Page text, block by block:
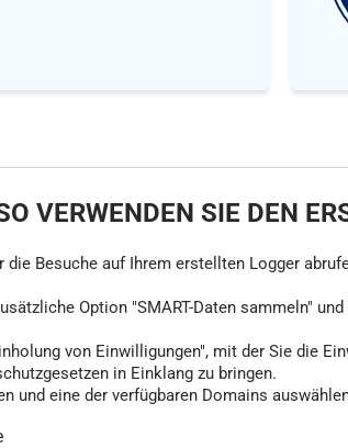
VERWENDEN SIE DEN
Besuche auf Ihrem erstellten Logger
Option "SMART-Daten sammeln"
von Einwilligungen", mit der Sie die
in Einklang zu bringen.
und eine der verfügbaren Domains